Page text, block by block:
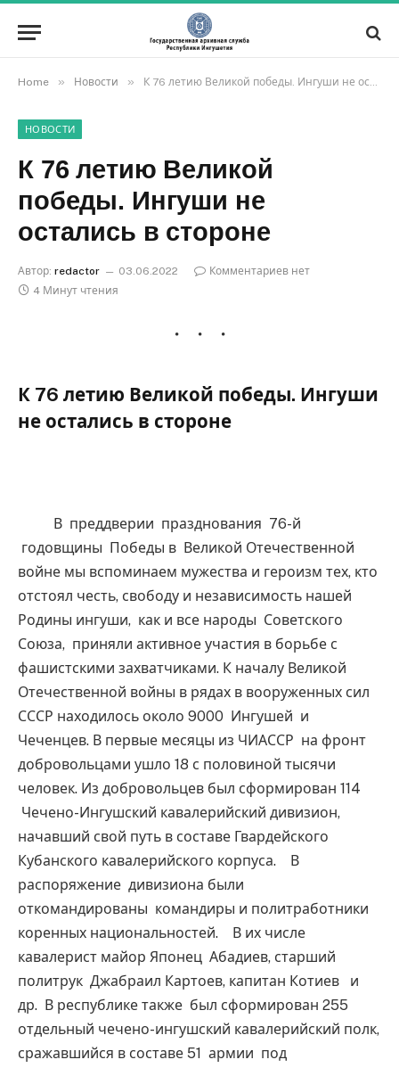
Home » Новости » К 76 летию Великой победы. Ингуши не остались в стороне
НОВОСТИ
К 76 летию Великой
победы. Ингуши не
остались в стороне
Автор: redactor 03.06.2022
Комментариев нет
4 Минут чтения
К 76 летию Великой победы. Ингуши
не остались в стороне
В преддверии празднования 76-й
годовщины Победы в Великой Отечественной
войне мы вспоминаем мужества и героизм тех, кто
отстоял честь, свободу и независимость нашей
Родины ингуши, как и все народы Советского
Союза, приняли активное участия в борьбе с
фашистскими захватчиками. К началу Великой
Отечественной войны в рядах в вооруженных сил
СССР находилось около 9000 Ингушей и
Чеченцев. В первые месяцы из ЧИАССР на фронт
добровольцами ушло 18 с половиной тысячи
человек. Из добровольцев был сформирован 114
Чечено-Ингушский кавалерийский дивизион,
начавший свой путь в составе Гвардейского
Кубанского кавалерийского корпуса. В
распоряжение дивизиона были
откомандированы командиры и политработники
коренных национальностей. В их числе
кавалерист майор Японец Абадиев, старший
политрук Джабраил Картоев, капитан Котиев и
др. В республике также был сформирован 255
отдельный чечено-ингушский кавалерийский полк,
сражавшийся в составе 51 армии под